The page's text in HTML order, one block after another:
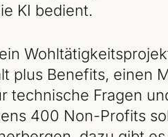
KI bedient.
plus Benefits, einen
technische Fragen
400 Non-Profits